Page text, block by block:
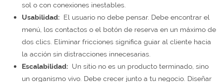
sol o con conexiones inestables.
Usabilidad: El usuario no debe pensar. Debe encontrar el
menú, los contactos o el botón de reserva en un máximo de
dos clics. Eliminar fricciones significa guiar al cliente hacia
la acción sin distracciones innecesarias.
Escalabilidad: Un sitio no es un producto terminado, sino
un organismo vivo. Debe crecer junto a tu negocio. Diseñar